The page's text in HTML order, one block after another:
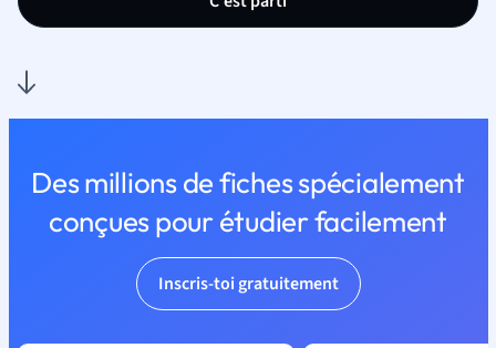
Des millions de fiches spécialement
conçues pour étudier facilement
Inscris-toi gratuitement